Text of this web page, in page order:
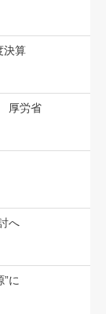
決算
厚労省
へ
に